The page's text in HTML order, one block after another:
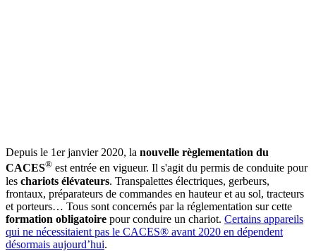
Depuis le 1er janvier 2020, la nouvelle règlementation du
CACES® est entrée en vigueur. Il s'agit du permis de conduite pour
les chariots élévateurs. Transpalettes électriques, gerbeurs,
frontaux, préparateurs de commandes en hauteur et au sol, tracteurs
et porteurs… Tous sont concernés par la réglementation sur cette
formation obligatoire pour conduire un chariot. Certains appareils
qui ne nécessitaient pas le CACES® avant 2020 en dépendent
désormais aujourd’hui.